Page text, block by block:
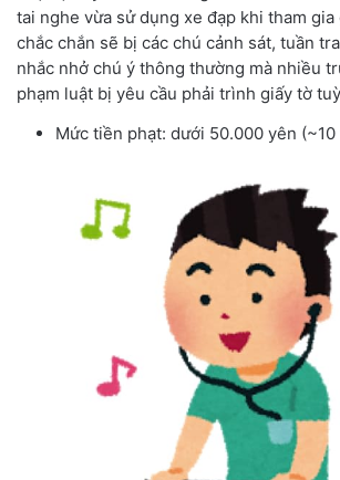
tai nghe vừa sử dụng xe đạp khi tham
chắc chắn sẽ bị các chú cảnh sát, tuần
nhắc nhở chú ý thông thường mà nhiều
phạm luật bị yêu cầu phải trình giấy tờ
Mức tiền phạt: dưới 50.000 yên